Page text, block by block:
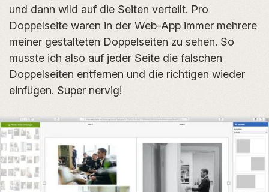
und dann wild auf die Seiten verteilt. Pro
Doppelseite waren in der Web-App immer mehrere
meiner gestalteten Doppelseiten zu sehen. So
musste ich also auf jeder Seite die falschen
Doppelseiten entfernen und die richtigen wieder
einfügen. Super nervig!